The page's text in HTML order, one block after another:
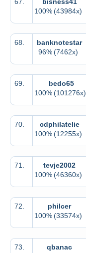
100%(43984x)
68.
banknotestar
96%(7462x)
69.
bedo65
100%(101276x)
70.
cdphilatelie
100%(12255x)
71.
tevje2002
100%(46360x)
72.
philcer
100%(33574x)
73.
qbanac